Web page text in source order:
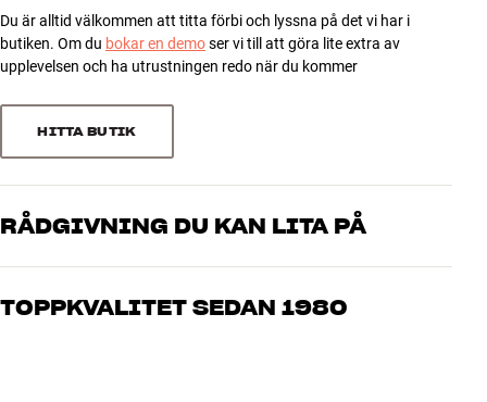
Lackerat stål
Mått: Ø 20 x 4 mm
Färg: svart
5
4
1
Sortera efter
Du är alltid välkommen att titta förbi och lyssna på det vi har i
butiken. Om du bokar en demoser vi till att göra lite extra av
upplevelsen och ha utrustningen redo när du kommer
HITTA BUTIK
RÅDGIVNING DU KAN LITA PÅ
Våra medarbetare är riktiga entusiaster som kan produkterna och
vad du drömmer om, så hjälper vi dig att hitta den lösning som
TOPPKVALITET SEDAN 1980